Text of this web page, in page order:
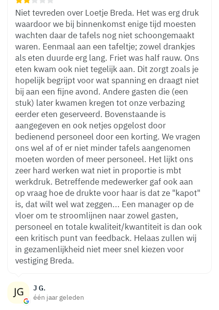
J G.
één jaar geleden
Niet tevreden over Loetje Breda. Het was erg druk
waardoor we bij binnenkomst enige tijd moesten
wachten daar de tafels nog niet schoongemaakt
waren. Eenmaal aan een tafeltje; zowel drankjes
als eten duurde erg lang. Friet was half rauw. Ons
eten kwam ook niet tegelijk aan. Dit zorgt zoals je
hopelijk begrijpt voor wat spanning en draagt niet
bij aan een fijne avond. Andere gasten die (een
stuk) later kwamen kregen tot onze verbazing
eerder eten geserveerd. Bovenstaande is
aangegeven en ook netjes opgelost door
bedienend personeel door een korting. We vragen
ons wel af of er niet minder tafels aangenomen
moeten worden of meer personeel. Het lijkt ons
zeer hard werken wat niet in proportie is mbt
werkdruk. Betreffende medewerker gaf ook aan
op vraag hoe de drukte voor haar is dat ze "kapot"
is, dat wilt wel wat zeggen... Een manager op de
vloer om te stroomlijnen naar zowel gasten,
personeel en totale kwaliteit/kwantiteit is dan ook
een kritisch punt van feedback. Helaas zullen wij
in gezamenlijkheid niet meer snel kiezen voor
vestiging Breda.